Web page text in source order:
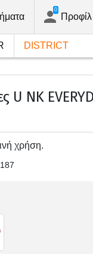
Προφίλ
0
DISTRICT
U NK
χρήση.